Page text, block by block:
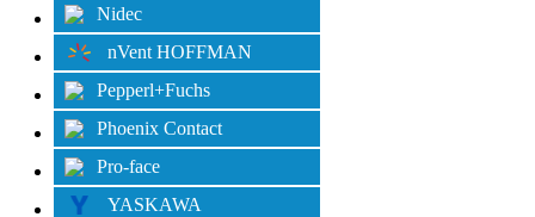
Nidec
nVent HOFFMAN
Pepperl+Fuchs
Phoenix Contact
Pro-face
YASKAWA